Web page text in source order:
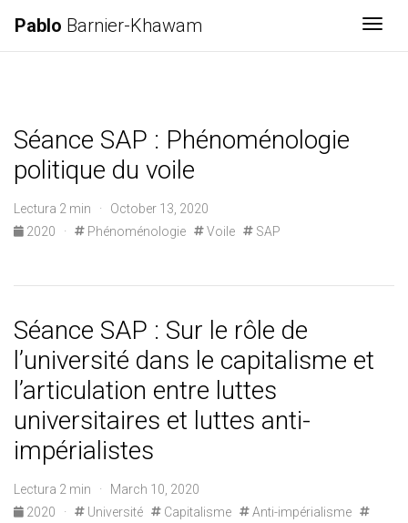
Pablo Barnier-Khawam
Séance SAP : Phénoménologie
politique du voile
Lectura 2 min · October 13, 2020
2020
· Phénoménologie Voile SAP
Séance SAP : Sur le rôle de
l’université dans le capitalisme et
l’articulation entre luttes
universitaires et luttes anti-
impérialistes
Lectura 2 min · March 10, 2020
2020
· Université Capitalisme
Anti-impérialisme